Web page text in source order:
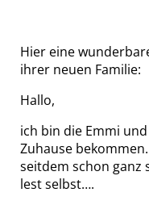
Hier eine
ihrer neuen Familie:
Hallo,
ich bin die Emmi
Zuhause
seitdem schon ganz
lest selbst….